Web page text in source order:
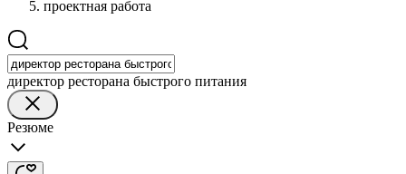
проектная работа
директор ресторана быстрого питания
Резюме